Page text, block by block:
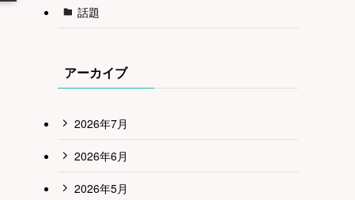
話題
アーカイブ
2026年7月
2026年6月
2026年5月